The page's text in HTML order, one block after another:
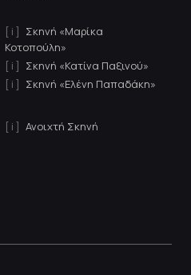
Σκηνή «Μαρίκα
Κοτοπούλη»
Σκηνή «Κατίνα Παξινού»
Σκηνή «Ελένη Παπαδάκη»
Ανοιχτή Σκηνή